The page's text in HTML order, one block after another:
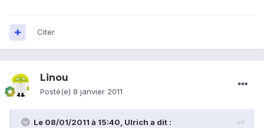
Citer
Linou
Posté(e) 8 janvier 2011
Le 08/01/2011 à 15:40, Ulrich a dit :